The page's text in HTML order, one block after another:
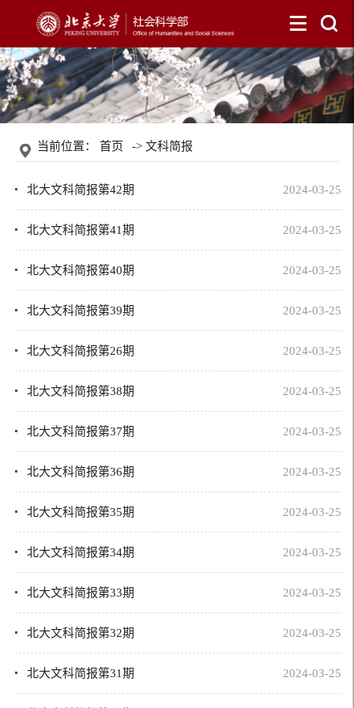
当前位置：首页 ->文科简报
2024-03-25
北大文科简报第42期
2024-03-25
北大文科简报第41期
2024-03-25
北大文科简报第40期
2024-03-25
北大文科简报第39期
2024-03-25
北大文科简报第26期
2024-03-25
北大文科简报第38期
2024-03-25
北大文科简报第37期
2024-03-25
北大文科简报第36期
2024-03-25
北大文科简报第35期
2024-03-25
北大文科简报第34期
2024-03-25
北大文科简报第33期
2024-03-25
北大文科简报第32期
2024-03-25
北大文科简报第31期